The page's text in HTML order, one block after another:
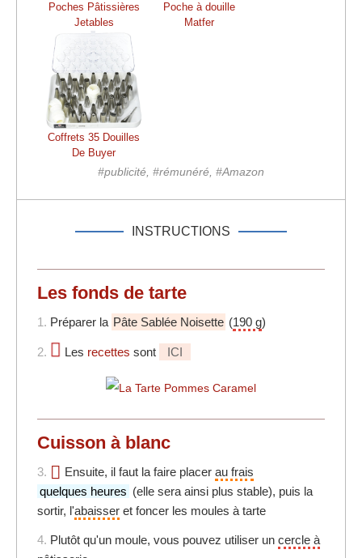
Poches Pâtissières
Jetables
Poche à douille
Matfer
Coffrets 35 Douilles
De Buyer
#publicité, #rémunéré, #Amazon
INSTRUCTIONS
Les fonds de tarte
1. Préparer la Pâte Sablée Noisette (190 g)
2. Les recettes sont ICI
Cuisson à blanc
3. Ensuite, il faut la faire placer au frais
quelques heures (elle sera ainsi plus stable), puis la
sortir, l'abaisser et foncer les moules à tarte
4. Plutôt qu'un moule, vous pouvez utiliser un cercle à